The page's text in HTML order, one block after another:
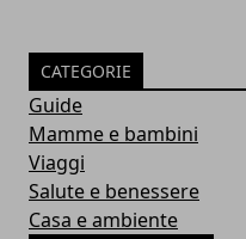
CATEGORIE
Guide
Mamme e bambini
Viaggi
Salute e benessere
Casa e ambiente